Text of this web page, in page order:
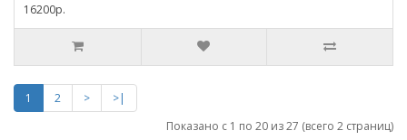
16200р.
1 2 >
>|
Показано с 1 по 20 из 27 (всего 2 страниц)